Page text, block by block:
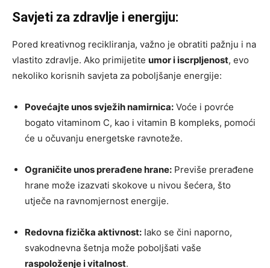
Savjeti za zdravlje i energiju:
Pored kreativnog recikliranja, važno je obratiti pažnju i na
vlastito zdravlje. Ako primijetite umor i iscrpljenost, evo
nekoliko korisnih savjeta za poboljšanje energije:
Povećajte unos svježih namirnica: Voće i povrće
bogato vitaminom C, kao i vitamin B kompleks, pomoći
će u očuvanju energetske ravnoteže.
Ograničite unos prerađene hrane: Previše prerađene
hrane može izazvati skokove u nivou šećera, što
utječe na ravnomjernost energije.
Redovna fizička aktivnost: Iako se čini naporno,
svakodnevna šetnja može poboljšati vaše
raspoloženje i vitalnost.